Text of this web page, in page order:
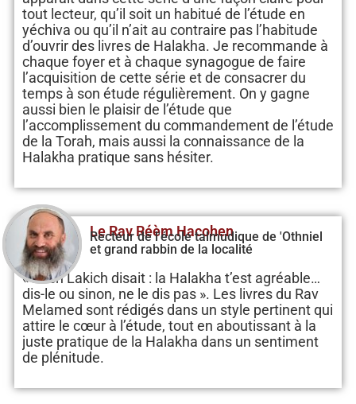
tout lecteur, qu’il soit un habitué de l’étude en
yéchiva ou qu’il n’ait au contraire pas l’habitude
d’ouvrir des livres de Halakha. Je recommande à
chaque foyer et à chaque synagogue de faire
l’acquisition de cette série et de consacrer du
temps à son étude régulièrement. On y gagne
aussi bien le plaisir de l’étude que
l’accomplissement du commandement de l’étude
de la Torah, mais aussi la connaissance de la
Halakha pratique sans hésiter.
Le Rav Réèm Hacohen
Recteur de l'école talmudique de 'Othniel
et grand rabbin de la localité
« Rech Lakich disait : la Halakha t’est agréable…
dis-le ou sinon, ne le dis pas ». Les livres du Rav
Melamed sont rédigés dans un style pertinent qui
attire le cœur à l’étude, tout en aboutissant à la
juste pratique de la Halakha dans un sentiment
de plénitude.